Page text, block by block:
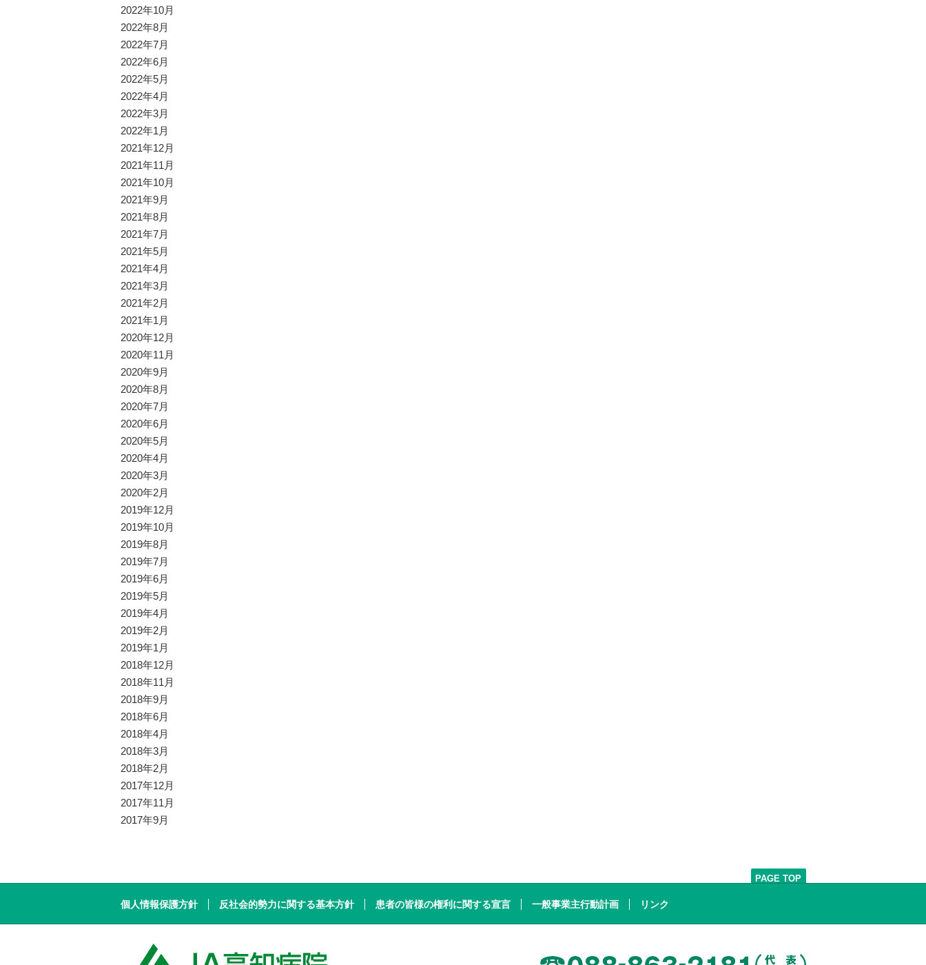
2022年10月
2022年8月
2022年7月
2022年6月
2022年5月
2022年4月
2022年3月
2022年1月
2021年12月
2021年11月
2021年10月
2021年9月
2021年8月
2021年7月
2021年5月
2021年4月
2021年3月
2021年2月
2021年1月
2020年12月
2020年11月
2020年9月
2020年8月
2020年7月
2020年6月
2020年5月
2020年4月
2020年3月
2020年2月
2019年12月
2019年10月
2019年8月
2019年7月
2019年6月
2019年5月
2019年4月
2019年2月
2019年1月
2018年12月
2018年11月
2018年9月
2018年6月
2018年4月
2018年3月
2018年2月
2017年12月
2017年11月
2017年9月
PAGE TOP
個人情報保護方針 反社会的勢力に関する基本方針 患者の皆様の権利に関する宣言 一般事業主行動計画 リンク